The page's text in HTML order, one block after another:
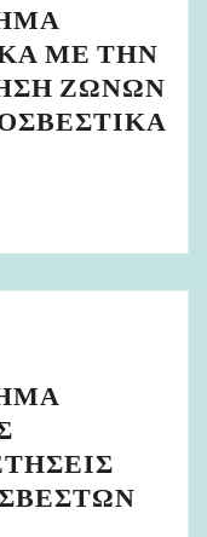
ΜΕ ΤΗΝ
ΖΩΝΩΝ